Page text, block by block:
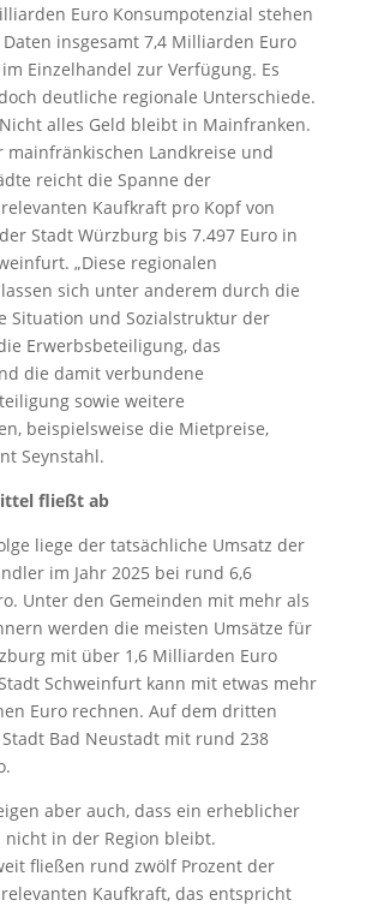
Euro Konsumpotenzial stehen
insgesamt 7,4 Milliarden Euro
Einzelhandel zur Verfügung. Es
deutliche regionale Unterschiede.
alles Geld bleibt in Mainfranken.
mainfränkischen Landkreise und
reicht die Spanne der
Kaufkraft pro Kopf von
Stadt Würzburg bis 7.497 Euro in
„Diese regionalen
sich unter anderem durch die
Situation und Sozialstruktur der
Erwerbsbeteiligung, das
die damit verbundene
sowie weitere
beispielsweise die Mietpreise,
Seynstahl.
fließt ab
liege der tatsächliche Umsatz der
im Jahr 2025 bei rund 6,6
Unter den Gemeinden mit mehr als
werden die meisten Umsätze für
mit über 1,6 Milliarden Euro
Schweinfurt kann mit etwas mehr
Euro rechnen. Auf dem dritten
Bad Neustadt mit rund 238
aber auch, dass ein erheblicher
in der Region bleibt.
fließen rund zwölf Prozent der
Kaufkraft, das entspricht